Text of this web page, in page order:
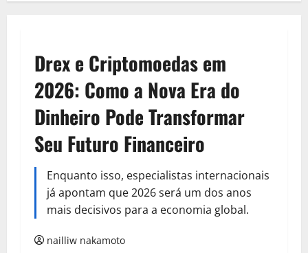
Drex e Criptomoedas em
2026: Como a Nova Era do
Dinheiro Pode Transformar
Seu Futuro Financeiro
Enquanto isso, especialistas internacionais
já apontam que 2026 será um dos anos
mais decisivos para a economia global.
nailliw nakamoto